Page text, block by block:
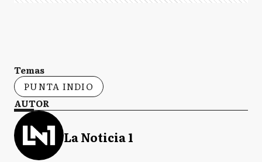
Temas
PUNTA INDIO
AUTOR
La Noticia 1